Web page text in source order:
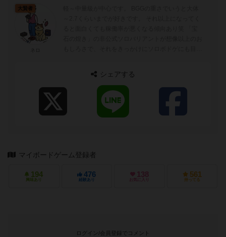
大賢者
シェアする
マイボードゲーム登録者
194
興味あり
476
経験あり
138
お気に入り
561
持ってる
ログイン/会員登録でコメント